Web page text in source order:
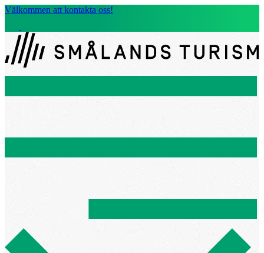
Välkommen att kontakta oss!